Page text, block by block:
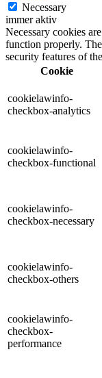
Necessary
immer aktiv
Necessary cookies
function properly.
security features of
Cookie
cookielawinfo-
checkbox-analytics
cookielawinfo-
checkbox-functional
cookielawinfo-
checkbox-necessary
cookielawinfo-
checkbox-others
cookielawinfo-
checkbox-
performance